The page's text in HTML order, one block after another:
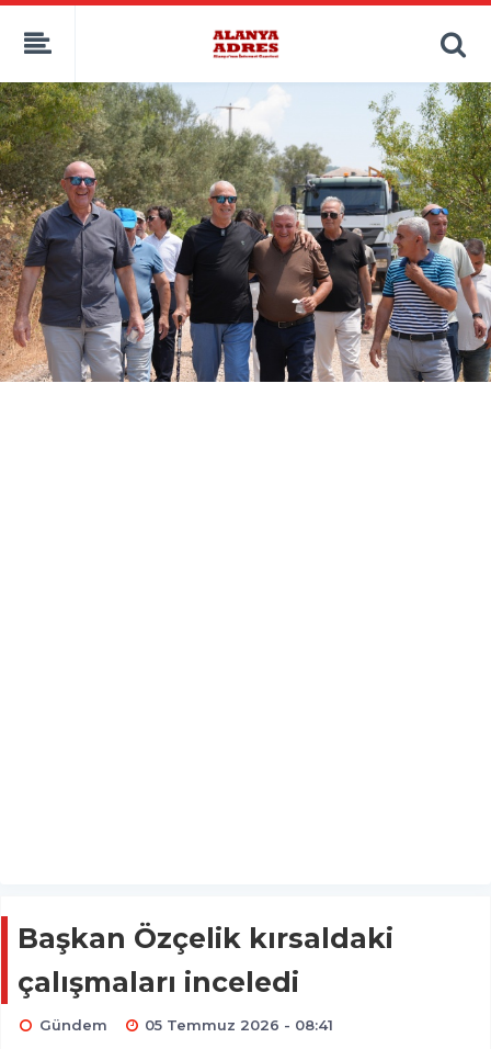
kaçak bahis
deneme bonusu
canlı bahis siteleri
deneme bonusu veren siteler
bahis siteleri
porno izle
Başkan Özçelik kırsaldaki
çalışmaları inceledi
Gündem 05 Temmuz 2026 - 08:41